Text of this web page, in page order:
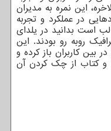
این نمره به مدیران
در عملکرد و تجربه
است بدانید در یلدای
روبه رو بودند. این
بین کاربران باز کرده و
و کتاب از چک کردن آن